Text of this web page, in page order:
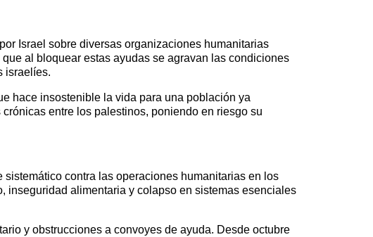
Israel sobre diversas organizaciones humanitarias
al bloquear estas ayudas se agravan las condiciones
israelíes.
hace insostenible la vida para una población ya
entre los palestinos, poniendo en riesgo su
contra las operaciones humanitarias en los
inseguridad alimentaria y colapso en sistemas esenciales
y obstrucciones a convoyes de ayuda. Desde octubre